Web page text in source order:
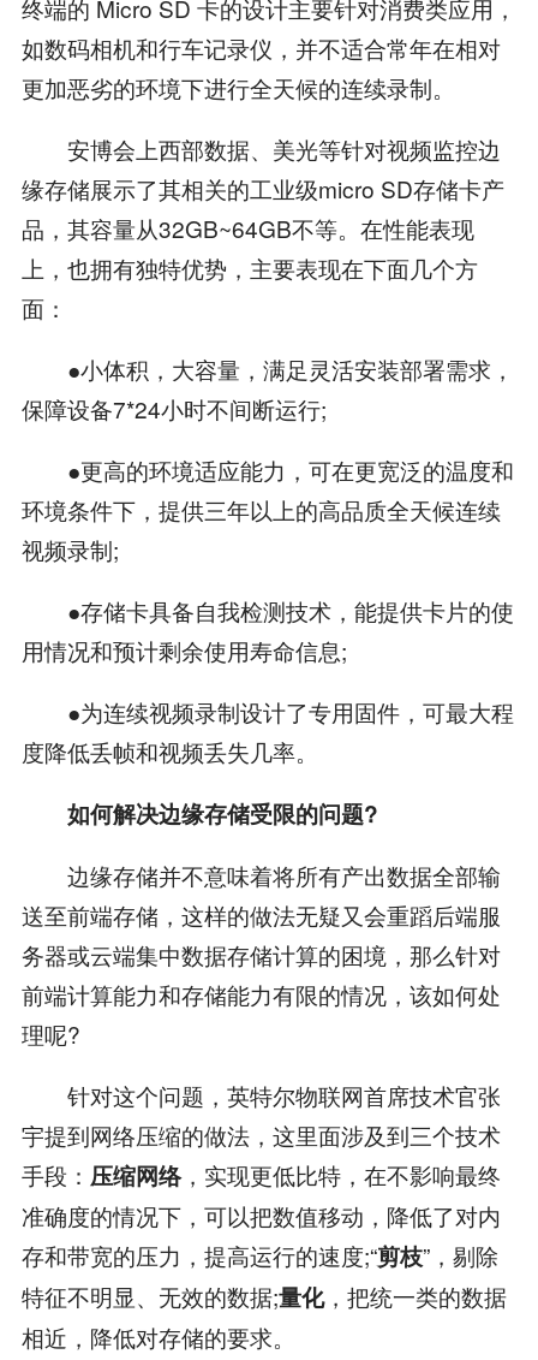
终端的 Micro SD 卡的设计主要针对消费类应用，
如数码相机和行车记录仪，并不适合常年在相对
更加恶劣的环境下进行全天候的连续录制。
安博会上西部数据、美光等针对视频监控边
缘存储展示了其相关的工业级micro SD存储卡产
品，其容量从32GB~64GB不等。在性能表现
上，也拥有独特优势，主要表现在下面几个方
面：
●小体积，大容量，满足灵活安装部署需求，
保障设备7*24小时不间断运行;
●更高的环境适应能力，可在更宽泛的温度和
环境条件下，提供三年以上的高品质全天候连续
视频录制;
●存储卡具备自我检测技术，能提供卡片的使
用情况和预计剩余使用寿命信息;
●为连续视频录制设计了专用固件，可最大程
度降低丢帧和视频丢失几率。
如何解决边缘存储受限的问题?
边缘存储并不意味着将所有产出数据全部输
送至前端存储，这样的做法无疑又会重蹈后端服
务器或云端集中数据存储计算的困境，那么针对
前端计算能力和存储能力有限的情况，该如何处
理呢?
针对这个问题，英特尔物联网首席技术官张
宇提到网络压缩的做法，这里面涉及到三个技术
手段： 压缩网络，实现更低比特，在不影响最终
准确度的情况下，可以把数值移动，降低了对内
存和带宽的压力，提高运行的速度;“剪枝”，剔除
特征不明显、无效的数据;量化，把统一类的数据
相近，降低对存储的要求。